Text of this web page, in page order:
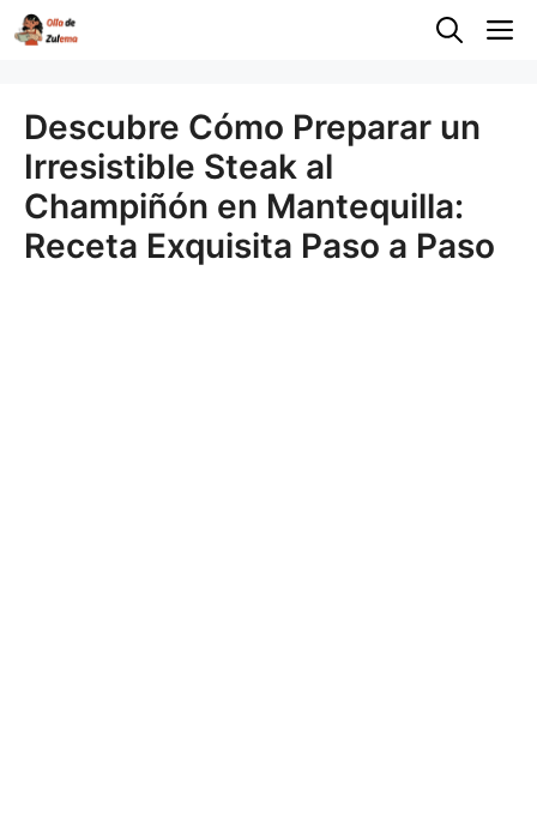
Saltar
Descubre Cómo Preparar un
Irresistible Steak al
Champiñón en Mantequilla:
Receta Exquisita Paso a Paso